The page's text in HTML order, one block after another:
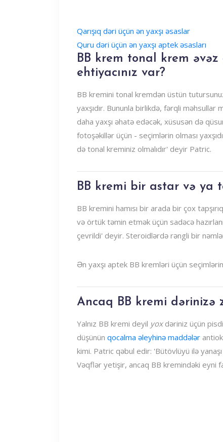
Qarışıq dəri üçün ən yaxşı əsaslar
Quru dəri üçün ən yaxşı aptek əsasları
BB krem ​​tonal krem
ehtiyacınız var?
BB kremini tonal kremdən üstün
yaxşıdır. Bununla birlikdə, fərqli
daha yaxşı əhatə edəcək, xüsusən də
fotoşəkillər üçün - seçimlərin olması
də tonal kreminiz olmalıdır' deyir Patric.
BB kremi bir astar və ya
BB kremini hamısı bir arada bir çox
və örtük təmin etmək üçün sadəcə
çevrildi' deyir. Steroidlərdə rəngli bir
Ən yaxşı aptek BB kremləri üçün
Ancaq BB kremi dərinizə
Yalnız BB kremi deyil yoxdəriniz üçün
düşünün qocalma əleyhinə maddələr
kimi. Patric qəbul edir: 'Bütövlüyü ilə
Vəqflər yetişir, ancaq BB kremindəki eyni